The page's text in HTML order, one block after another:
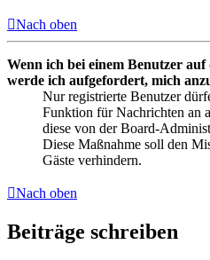
Nach oben
Wenn ich bei einem Benutzer
werde ich aufgefordert, mich
Nur registrierte Benutzer
Funktion für Nachrichten an
diese von der Board-
Diese Maßnahme soll den
Gäste verhindern.
Nach oben
Beiträge schreiben